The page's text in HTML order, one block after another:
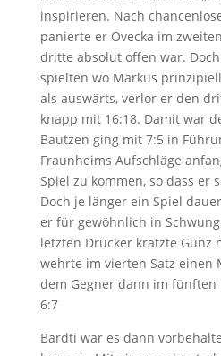
inspirieren. Nach
panierte er Ovecka im
dritte absolut offen war.
spielten wo Markus
als auswärts, verlor er den
knapp mit 16:18. Damit war
Bautzen ging mit 7:5 in
Fraunheims Aufschläge
Spiel zu kommen, so dass er
Doch je länger ein Spiel
er für gewöhnlich in
letzten Drücker kratzte Günz
wehrte im vierten Satz einen
dem Gegner dann im fünften
6:7
Bardti war es dann